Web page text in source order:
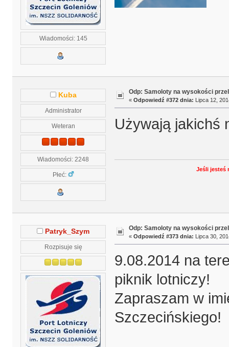
Wiadomości: 145
Kuba
Administrator
Weteran
Wiadomości: 2248
Płeć:
Odp: Samoloty na wysokości
« Odpowiedź #372 dnia: Lipca 12,
Używają jakichś
Jeśli jesteś
Patryk_Szym
Rozpisuje się
Odp: Samoloty na wysokości
« Odpowiedź #373 dnia: Lipca 30,
9.08.2014 na
piknik lotniczy!
Zapraszam w
Szczecińskiego!